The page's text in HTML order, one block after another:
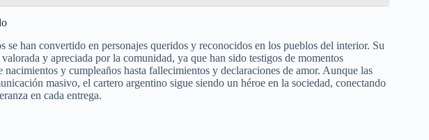
se han convertido en personajes queridos y reconocidos en los pueblos del interior. Su
y apreciada por la comunidad, ya que han sido testigos de momentos
nacimientos y cumpleaños hasta fallecimientos y declaraciones de amor. Aunque las
masivo, el cartero argentino sigue siendo un héroe en la sociedad, conectando
en cada entrega.